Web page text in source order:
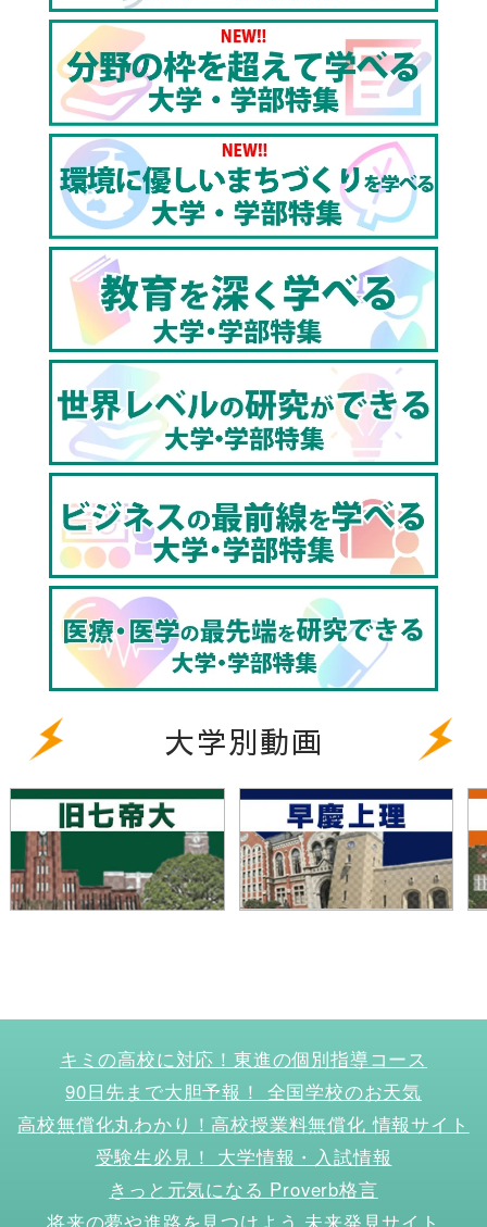
大学別動画
キミの高校に対応！東進の個別指導コース
90日先まで大胆予報！ 全国学校のお天気
高校無償化丸わかり！高校授業料無償化 情報サイト
受験生必見！ 大学情報・入試情報
きっと元気になる Proverb格言